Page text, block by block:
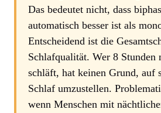
Das bedeutet nicht, dass
automatisch besser ist als
Entscheidend ist die
Schlafqualität. Wer 8 Stunden
schläft, hat keinen Grund, auf
Schlaf umzustellen.
wenn Menschen mit